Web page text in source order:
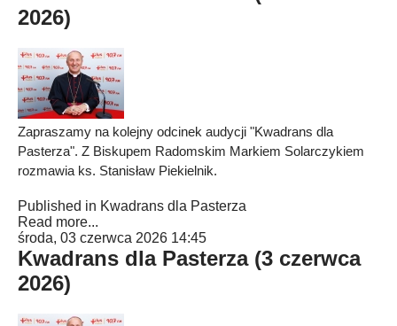
2026)
Zapraszamy na kolejny odcinek audycji "Kwadrans dla
Pasterza". Z Biskupem Radomskim Markiem Solarczykiem
rozmawia ks. Stanisław Piekielnik.
Published in Kwadrans dla Pasterza
Read more...
środa, 03 czerwca 2026 14:45
Kwadrans dla Pasterza (3 czerwca
2026)